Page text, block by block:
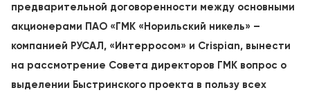
предварительной договоренности между основными
акционерами ПАО «ГМК «Норильский никель» –
компанией РУСАЛ, «Интерросом» и Crispian, вынести
на рассмотрение Совета директоров ГМК вопрос о
выделении Быстринского проекта в пользу всех